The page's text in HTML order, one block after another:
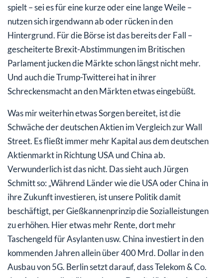
spielt – sei es für eine kurze oder eine lange Weile –
nutzen sich irgendwann ab oder rücken in den
Hintergrund. Für die Börse ist das bereits der Fall –
gescheiterte Brexit-Abstimmungen im Britischen
Parlament jucken die Märkte schon längst nicht mehr.
Und auch die Trump-Twitterei hat in ihrer
Schreckensmacht an den Märkten etwas eingebüßt.
Was mir weiterhin etwas Sorgen bereitet, ist die
Schwäche der deutschen Aktien im Vergleich zur Wall
Street. Es fließt immer mehr Kapital aus dem deutschen
Aktienmarkt in Richtung USA und China ab.
Verwunderlich ist das nicht. Das sieht auch Jürgen
Schmitt so: „Während Länder wie die USA oder China in
ihre Zukunft investieren, ist unsere Politik damit
beschäftigt, per Gießkannenprinzip die Sozialleistungen
zu erhöhen. Hier etwas mehr Rente, dort mehr
Taschengeld für Asylanten usw. China investiert in den
kommenden Jahren allein über 400 Mrd. Dollar in den
Ausbau von 5G. Berlin setzt darauf, dass Telekom & Co.